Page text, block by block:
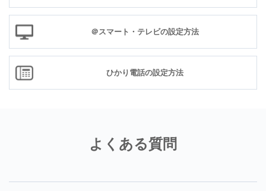
＠スマート・テレビの設定方法
ひかり電話の設定方法
よくある質問